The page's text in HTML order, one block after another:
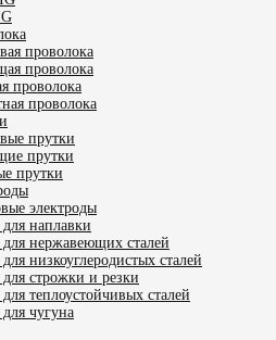
проволока
проволока
проволока
проволока
прутки
прутки
прутки
электроды
наплавки
нержавеющих сталей
низкоуглеродистых сталей
строжки и резки
теплоустойчивых сталей
чугуна